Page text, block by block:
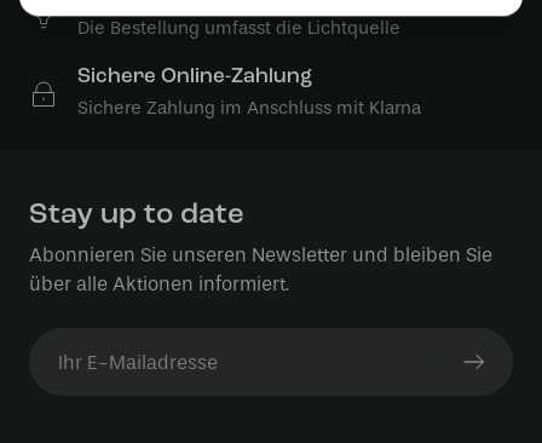
Die Bestellung umfasst die Lichtquelle
Sichere Online-Zahlung
Sichere Zahlung im Anschluss mit Klarna
Stay up to date
Abonnieren Sie unseren Newsletter und bleiben Sie
über alle Aktionen informiert.